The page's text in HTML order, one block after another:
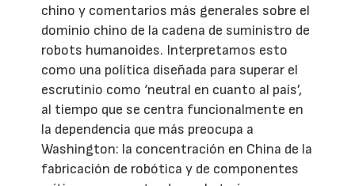
chino y comentarios más generales sobre el
dominio chino de la cadena de suministro de
robots humanoides. Interpretamos esto
como una política diseñada para superar el
escrutinio como ‘neutral en cuanto al país’,
al tiempo que se centra funcionalmente en
la dependencia que más preocupa a
Washington: la concentración en China de la
fabricación de robótica y de componentes